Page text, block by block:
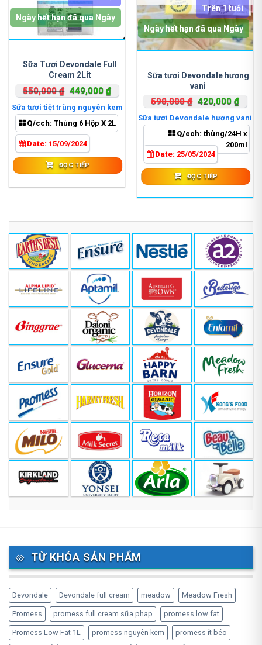
Sữa Tươi Devondale Full
Cream 2Lít
550,000₫ Giá
là:
550,000 ₫.
449,000 ₫Giá
tại
là:
Sữa tươi tiệt trùng nguyên kem
Q/cch: Thùng 6 Hộp X 2L
Date: 15/09/2024
Ngày hết hạn đã qua Ngày
ĐỌC TIẾP
Sữa tươi Devondale hương
vani
590,000₫ Giá
gốc
là:
590,000 ₫.
420,000 ₫Giá
hiện
tại
là:
Sữa tươi Devondale hương vani
Q/cch:thùng/24H x
200ml
Date: 25/05/2024
Trên 1 tuổi
Ngày hết hạn đã qua Ngày
ĐỌC TIẾP
TỪ KHÓA SẢN PHẨM
Devondale Devondale full cream meadow Meadow Fresh
Promess promess full cream sữa phap promess low fat
Promess Low Fat 1L promess nguyên kem promess ít béo